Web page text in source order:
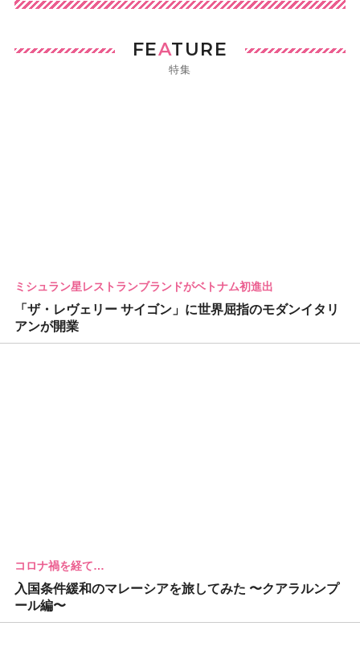
FEATURE
特集
ミシュラン星レストランブランドがベトナム初進出
「ザ・レヴェリー サイゴン」に世界屈指のモダンイタリ
アンが開業
コロナ禍を経て…
入国条件緩和のマレーシアを旅してみた 〜クアラルンプ
ール編〜